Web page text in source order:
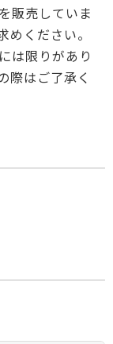
販売していま
めください。
は限りがあり
際はご了承く